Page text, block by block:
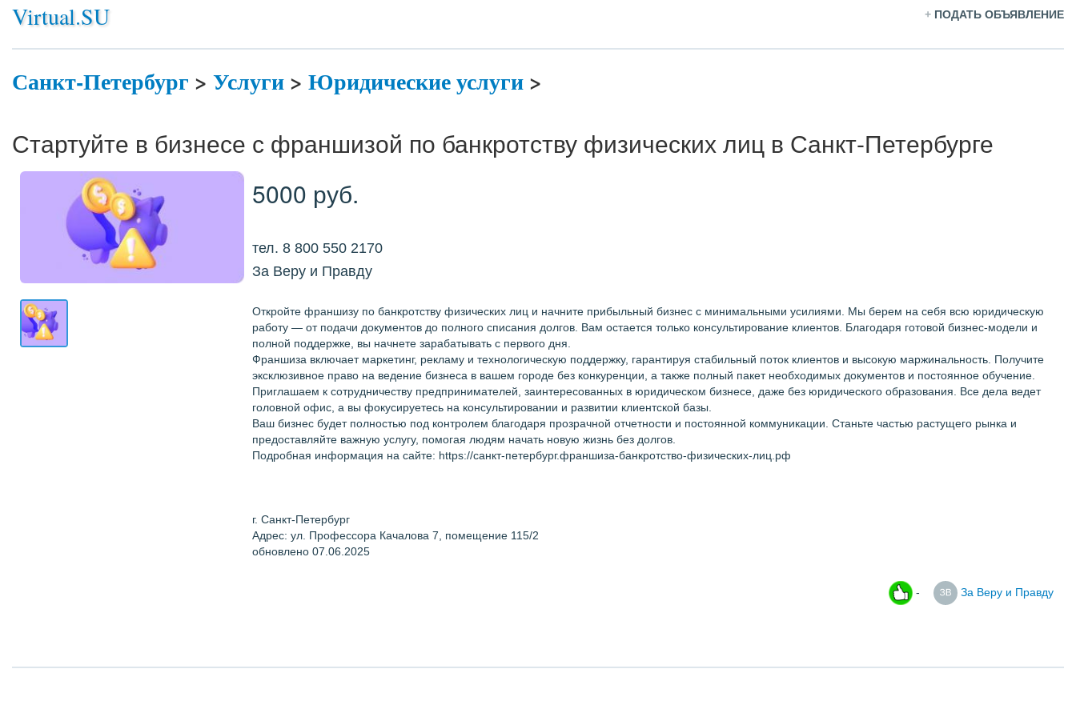
Virtual.SU + ПОДАТЬ ОБЪЯВЛЕНИЕ
Санкт-Петербург > Услуги> Юридические услуги>
Стартуйте в бизнесе с франшизой по банкротству физических лиц в Санкт-Петербурге
5000 руб.
тел. 8 800 550 2170
За Веру и Правду
Откройте франшизу по банкротству физических лиц и начните прибыльный бизнес с минимальными усилиями. Мы берем на себя всю юридическую
работу — от подачи документов до полного списания долгов. Вам остается только консультирование клиентов. Благодаря готовой бизнес-модели и
полной поддержке, вы начнете зарабатывать с первого дня.
Франшиза включает маркетинг, рекламу и технологическую поддержку, гарантируя стабильный поток клиентов и высокую маржинальность. Получите
эксклюзивное право на ведение бизнеса в вашем городе без конкуренции, а также полный пакет необходимых документов и постоянное обучение.
Приглашаем к сотрудничеству предпринимателей, заинтересованных в юридическом бизнесе, даже без юридического образования. Все дела ведет
головной офис, а вы фокусируетесь на консультировании и развитии клиентской базы.
Ваш бизнес будет полностью под контролем благодаря прозрачной отчетности и постоянной коммуникации. Станьте частью растущего рынка и
предоставляйте важную услугу, помогая людям начать новую жизнь без долгов.
Подробная информация на сайте: https://санкт-петербург.франшиза-банкротство-физических-лиц.рф
г. Санкт-Петербург
Адрес: ул. Профессора Качалова 7, помещение 115/2
обновлено 07.06.2025
- За Веру и Правду